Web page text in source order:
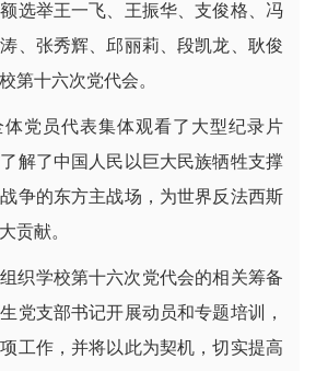
选举王一飞、王振华、支俊格、冯
、张秀辉、邱丽莉、段凯龙、耿俊
第十六次党代会。
党员代表集体观看了大型纪录片
了解了中国人民以巨大民族牺牲支撑
争的东方主战场，为世界反法西斯
贡献。
织学校第十六次党代会的相关筹备
党支部书记开展动员和专题培训，
工作，并将以此为契机，切实提高